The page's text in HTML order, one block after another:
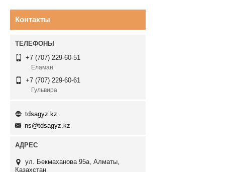
Контакты
+7 (707) 229-60-51
Еламан
+7 (707) 229-60-61
Гульвира
tdsagyz.kz
ns@tdsagyz.kz
ул. Бекмаханова 95а, Алматы,
Казахстан